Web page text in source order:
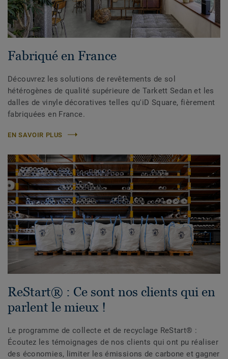
Fabriqué en France
Découvrez les solutions de revêtements de sol
hétérogènes de qualité supérieure de Tarkett Sedan et les
dalles de vinyle décoratives telles qu'iD Square, fièrement
fabriquées en France.
EN SAVOIR PLUS
ReStart® : Ce sont nos clients qui en
parlent le mieux !
Le programme de collecte et de recyclage ReStart® :
Écoutez les témoignages de nos clients qui ont pu réaliser
des économies, limiter les émissions de carbone et gagner